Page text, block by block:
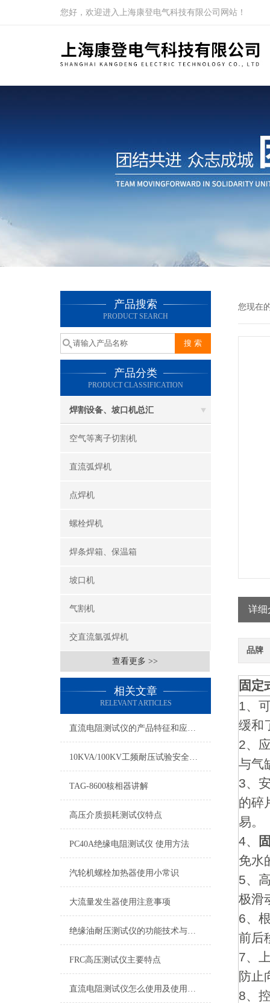
您好，欢迎进入上海康登电气科技有限公司网站！
产品搜索
PRODUCT SEARCH
产品分类
PRODUCT CLASSIFICATION
焊割设备、坡口机总汇
空气等离子切割机
直流弧焊机
点焊机
螺栓焊机
焊条焊箱、保温箱
坡口机
气割机
交直流氩弧焊机
查看更多 >>
相关文章
RELEVANT ARTICLES
直流电阻测试仪的产品特征和应用领域
10KVA/100KV工频耐压试验安全注意事项
TAG-8600核相器讲解
高压介质损耗测试仪特点
PC40A绝缘电阻测试仪 使用方法
汽轮机螺栓加热器使用小常识
大流量发生器使用注意事项
绝缘油耐压测试仪的功能技术与测值说明
FRC高压测试仪主要特点
直流电阻测试仪怎么使用及使用中的注意事项
您现在
详细
品牌
固定
1、
缓和
2、
与气
3、
的碎
易。
4、
免水
5、
极滑
6、
前后
7、
防止
8、